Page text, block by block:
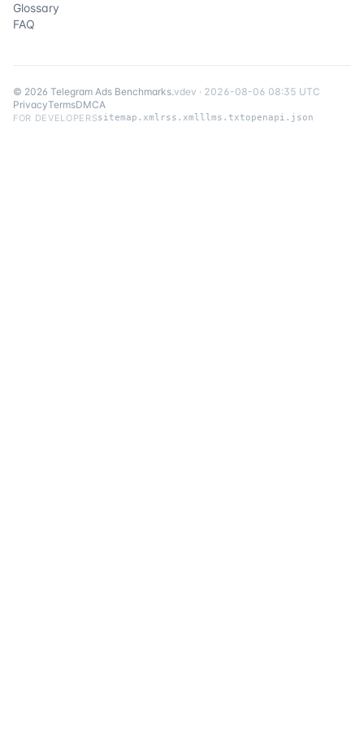
Glossary
FAQ
© 2026 Telegram Ads Benchmarks.vdev · 2026-08-06 08:35 UTC
PrivacyTermsDMCA
FOR DEVELOPERSsitemap.xml rss.xmlllms.txtopenapi.json